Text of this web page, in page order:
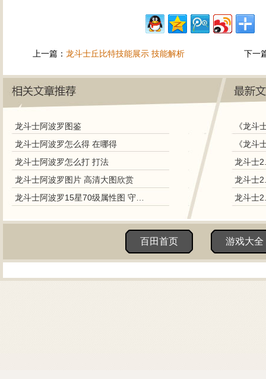
上一篇： 龙斗士丘比特技能展示 技能解析 下一
龙斗士阿波罗图鉴
龙斗士阿波罗怎么得 在哪得
龙斗士阿波罗怎么打 打法
龙斗士阿波罗图片 高清大图欣赏
龙斗士阿波罗15星70级属性图 守护好不好
《龙斗
龙斗士
龙斗士
龙斗士
百田首页 游戏大全